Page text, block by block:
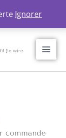
Ignorer
(le wire
commande